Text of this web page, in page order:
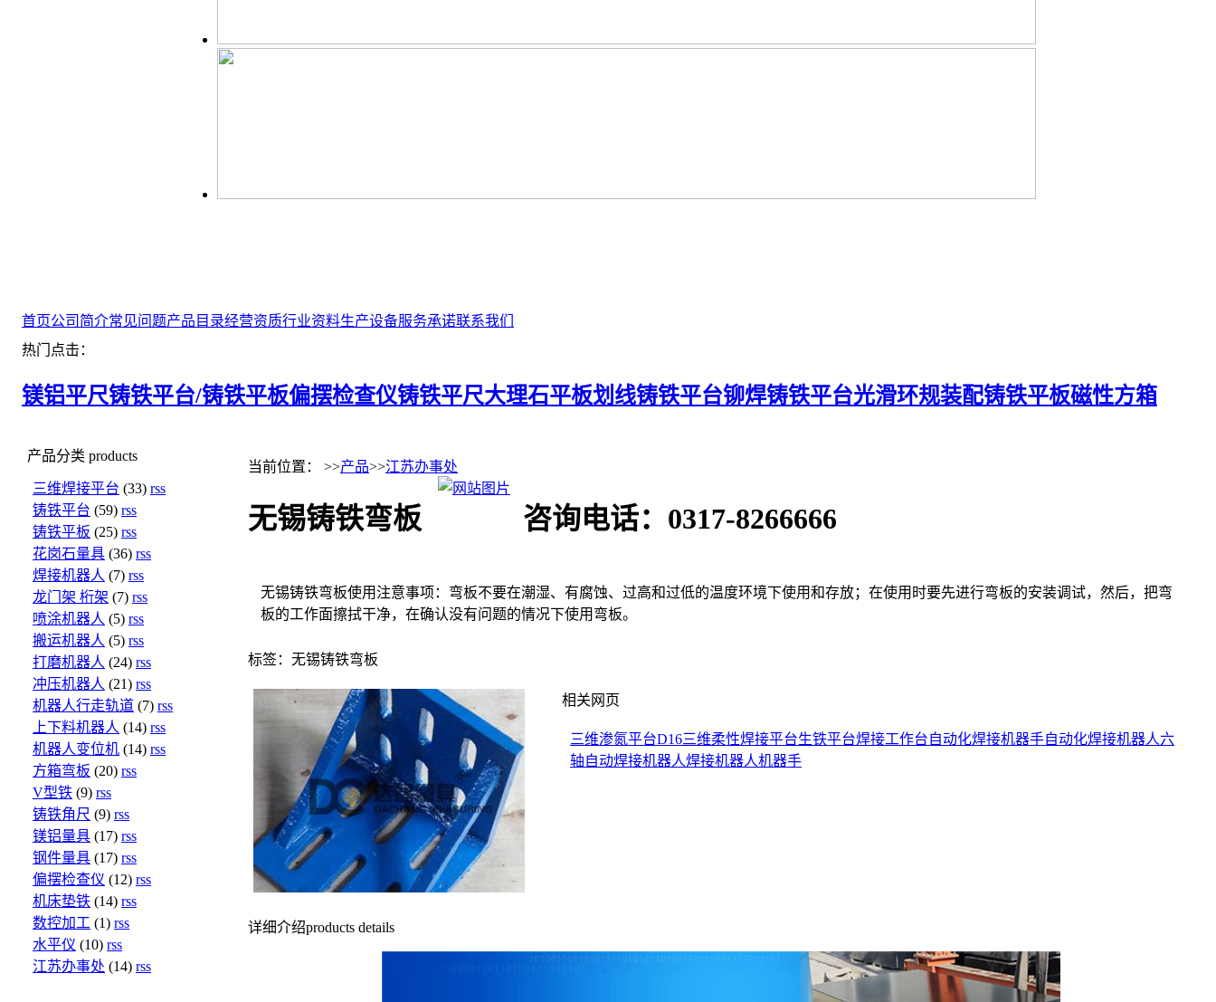
首页公司简介常见问题产品目录经营资质行业资料生产设备服务承诺联系我们
热门点击：
镁铝平尺铸铁平台/铸铁平板偏摆检查仪铸铁平尺大理石平板划线铸铁平台铆焊铸铁平台光滑环规装配铸铁平板磁性方箱
产品分类 products
三维焊接平台 (33) rss
铸铁平台 (59) rss
铸铁平板 (25) rss
花岗石量具 (36) rss
焊接机器人 (7) rss
龙门架 桁架 (7) rss
喷涂机器人 (5) rss
搬运机器人 (5) rss
打磨机器人 (24) rss
冲压机器人 (21) rss
机器人行走轨道 (7) rss
上下料机器人 (14) rss
机器人变位机 (14) rss
方箱弯板 (20) rss
V型铁 (9) rss
铸铁角尺 (9) rss
镁铝量具 (17) rss
钢件量具 (17) rss
偏摆检查仪 (12) rss
机床垫铁 (14) rss
数控加工 (1) rss
水平仪 (10) rss
江苏办事处 (14) rss
当前位置： >>产品>>江苏办事处
无锡铸铁弯板 咨询电话：0317-8266666
无锡铸铁弯板使用注意事项：弯板不要在潮湿、有腐蚀、过高和过低的温度环境下使用和存放；在使用时要先进行弯板的安装调试，然后，把弯
板的工作面擦拭干净，在确认没有问题的情况下使用弯板。
标签：无锡铸铁弯板
相关网页
三维渗氮平台D16三维柔性焊接平台生铁平台焊接工作台自动化焊接机器手自动化焊接机器人六
轴自动焊接机器人焊接机器人机器手
详细介绍products details